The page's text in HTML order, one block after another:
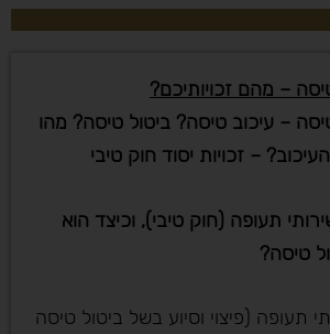
– מהם זכויותיכם?
– עיכוב טיסה? ביטול טיסה? מהו
– זכויות יסוד חוק טיבי
תעופה (חוק טיבי), וכיצד הוא
טיסה?
תעופה (פיצוי וסיוע בשל ביטול טיסה